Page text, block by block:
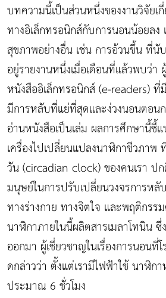
บทความนี้เป็นส่วนหนึ่งของงานวิจัยเกี่
ทางอิเล็กทรอนิกส์กับการนอนน้อยล
สุขภาพอย่างอื่น เช่น การอ้วนขึ้น ที่นั
อยู่รายงานหนึ่งเมื่อเดือนที่แล้วพบว่า
หนังสืออิเล็กทรอนิกส์ (e-readers) ที่
มีการหลับที่แย่ที่สุดและง่วงนอนตอน
อ่านหนังสือเป็นเล่ม ผลการศึกษานี้ชี้แ
เครื่องไปเปลี่ยนแปลงนาฬิกาชีวภาพ
วัน (circadian clock) ของคนเรา ป
มนุษย์ในการปรับเปลี่ยนวงจรการห
ทางร่างกาย ทางจิตใจ และพฤติกรร
นาฬิกาภายในนี้ผลิตสารเมลาโทนิน
ออกมา ผู้เชี่ยวชาญในเรื่องการนอนที่
ดกล่าวว่า ตั้งแต่เรามีไฟฟ้าใช้ นาฬิก
ประมาณ 6 ชั่วโมง